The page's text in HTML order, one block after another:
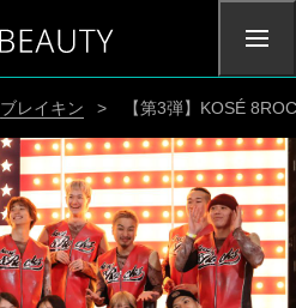
ブレイキン > 【第3弾】KOSÉ